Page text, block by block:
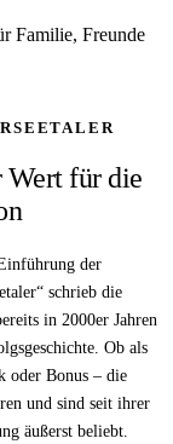
Familie, Freunde
Wert für die
der
schrieb die
in 2000er Jahren
Ob als
oder Bonus – die
und sind seit ihrer
äußerst beliebt.